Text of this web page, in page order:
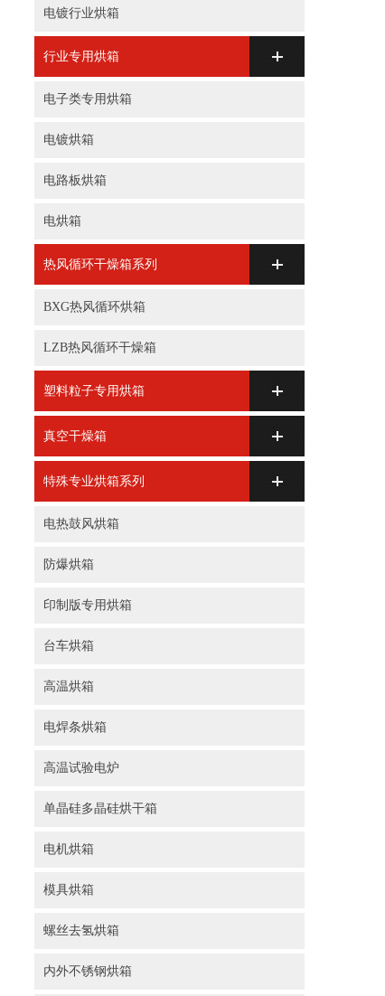
电镀行业烘箱
行业专用烘箱
电子类专用烘箱
电镀烘箱
电路板烘箱
电烘箱
热风循环干燥箱系列
BXG热风循环烘箱
LZB热风循环干燥箱
塑料粒子专用烘箱
真空干燥箱
特殊专业烘箱系列
电热鼓风烘箱
防爆烘箱
印制版专用烘箱
台车烘箱
高温烘箱
电焊条烘箱
高温试验电炉
单晶硅多晶硅烘干箱
电机烘箱
模具烘箱
螺丝去氢烘箱
内外不锈钢烘箱